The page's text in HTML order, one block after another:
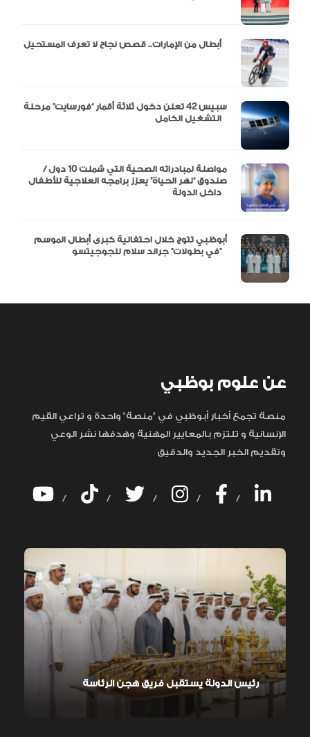
سبيس 42 تعلن دخول ثلاثة أقمار “فورسايت” مرحلة
مواصلة لمبادراته الصحية التي شملت 10 دول /
صندوق “نهر الحياة” يعزز برامجه العلاجية للأطفال
أبوظبي تتوج خلال احتفالية كبرى أبطال الموسم
في بطولات” جراند سلام للجوجيتسو”
عن علوم بوظبي
منصة تجمع أخبار أبوظبي في "منصة" واحدة و تراعي القيم
الإنسانية و تلتزم بالمعايير المهنية وهدفها نشر الوعي
وتقديم الخبر الجديد والدقيق
/ / / / /
رئيس الدولة يستقبل فريق هجن الرئاسة